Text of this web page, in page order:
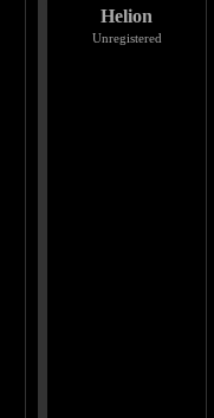
Helion
Unregistered